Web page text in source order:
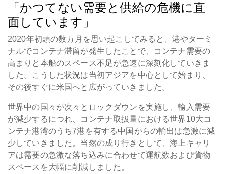
「かつてない需要と供給の危機に直
面しています」
2020年初頭の数カ月を思い起こしてみると、港やターミ
ナルでコンテナ滞留が発生したことで、コンテナ需要の
高まりと本船のスペース不足が急速に深刻化していきま
した。こうした状況は当初アジアを中心として始まり、
その後すぐに米国へと広がっていきました。
世界中の国々が次々とロックダウンを実施し、輸入需要
が減少するにつれ、コンテナ取扱量における世界10大コ
ンテナ港湾のうち7港を有する中国からの輸出は急激に減
少していきました。当然の成り行きとして、海上キャリ
アは需要の急激な落ち込みに合わせて運航数および貨物
スペースを大幅に削減しました。